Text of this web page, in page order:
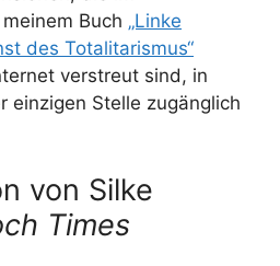
Buch „Linke
des Totalitarismus“
verstreut sind, in
einzigen Stelle zugänglich
von Silke
Times